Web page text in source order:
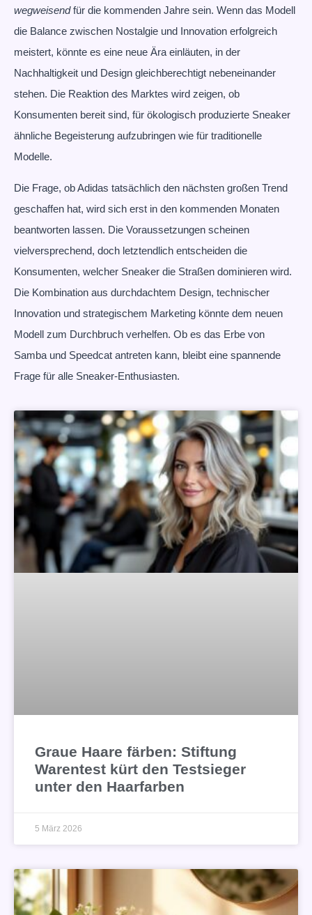
Graue Haare färben: Stiftung
Warentest kürt den Testsieger
unter den Haarfarben
5 März 2026
wegweisendfür die kommenden Jahre sein. Wenn das Modell
die Balance zwischen Nostalgie und Innovation erfolgreich
meistert, könnte es eine neue Ära einläuten, in der
Nachhaltigkeit und Design gleichberechtigt nebeneinander
stehen. Die Reaktion des Marktes wird zeigen, ob
Konsumenten bereit sind, für ökologisch produzierte Sneaker
ähnliche Begeisterung aufzubringen wie für traditionelle
Modelle.
Die Frage, ob Adidas tatsächlich den nächsten großen Trend
geschaffen hat, wird sich erst in den kommenden Monaten
beantworten lassen. Die Voraussetzungen scheinen
vielversprechend, doch letztendlich entscheiden die
Konsumenten, welcher Sneaker die Straßen dominieren wird.
Die Kombination aus durchdachtem Design, technischer
Innovation und strategischem Marketing könnte dem neuen
Modell zum Durchbruch verhelfen. Ob es das Erbe von
Samba und Speedcat antreten kann, bleibt eine spannende
Frage für alle Sneaker-Enthusiasten.